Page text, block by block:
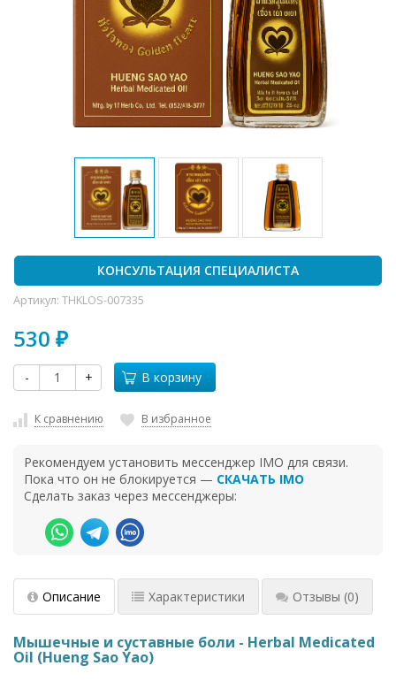
КОНСУЛЬТАЦИЯ СПЕЦИАЛИСТА
Артикул: THKLOS-007335
530 ₽
- + В корзину
К сравнению В избранное
Рекомендуем установить мессенджер IMO для связи.
Пока что он не блокируется — СКАЧАТЬ IMO
Сделать заказ через мессенджеры:
Описание Характеристики Отзывы (0)
Мышечные и суставные боли - Herbal Medicated
Oil (Hueng Sao Yao)